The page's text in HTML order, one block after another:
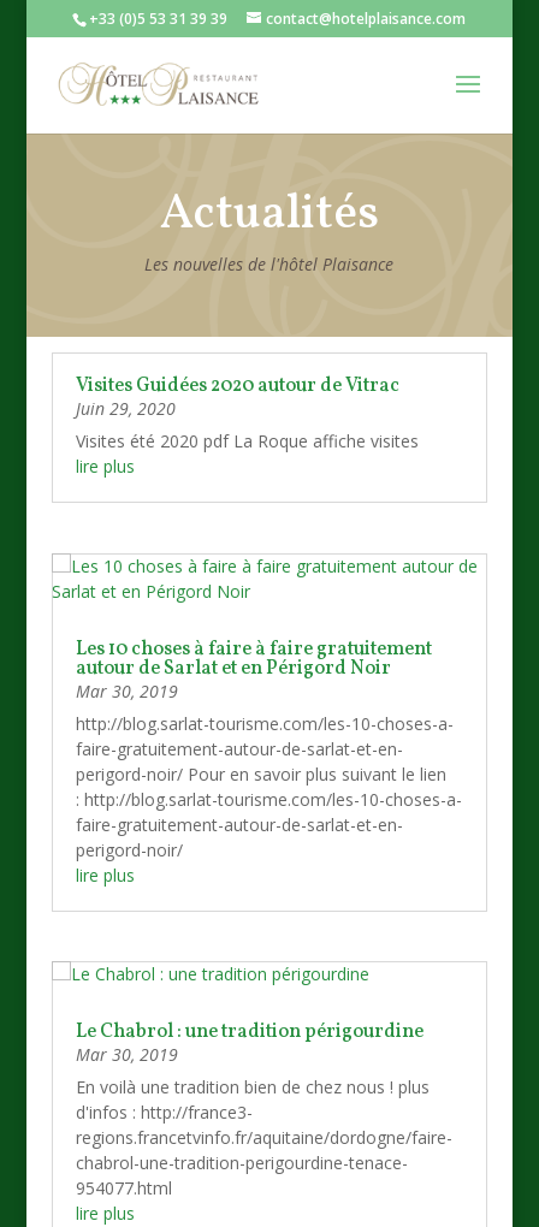
+33 (0)5 53 31 39 39 contact@hotelplaisance.com
Actualités
Les nouvelles de l'hôtel Plaisance
Visites Guidées 2020 autour de Vitrac
Juin 29, 2020
Visites été 2020 pdf La Roque affiche visites
lire plus
Les 10 choses à faire à faire gratuitement
autour de Sarlat et en Périgord Noir
Mar 30, 2019
http://blog.sarlat-tourisme.com/les-10-choses-a-
faire-gratuitement-autour-de-sarlat-et-en-
perigord-noir/ Pour en savoir plus suivant le lien
: http://blog.sarlat-tourisme.com/les-10-choses-a-
faire-gratuitement-autour-de-sarlat-et-en-
perigord-noir/
lire plus
Le Chabrol : une tradition périgourdine
Mar 30, 2019
En voilà une tradition bien de chez nous ! plus
d'infos : http://france3-
regions.francetvinfo.fr/aquitaine/dordogne/faire-
chabrol-une-tradition-perigourdine-tenace-
954077.html
lire plus